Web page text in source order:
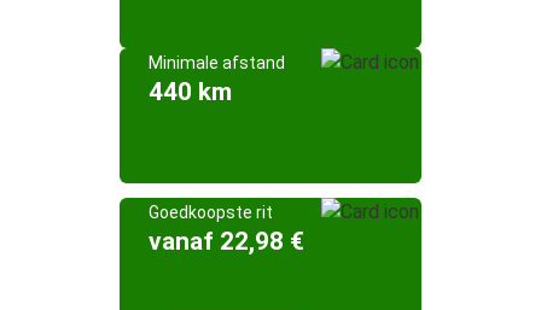
Minimale afstand
440 km
Goedkoopste rit
vanaf 22,98 €